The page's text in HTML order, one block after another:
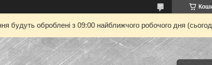
будуть оброблені з 09:00 найближчого робочого дня